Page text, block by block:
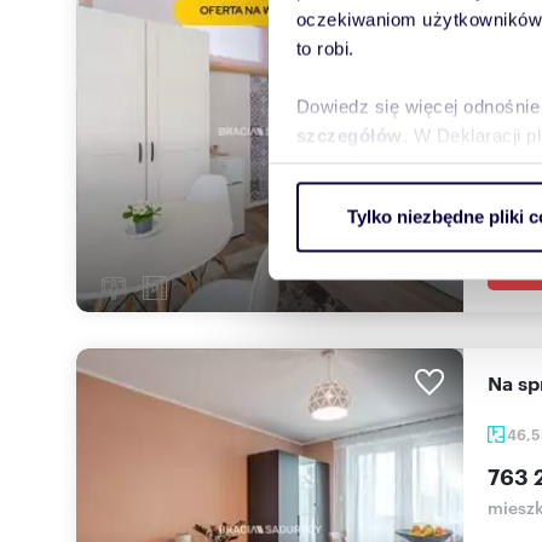
oczekiwaniom
to robi.
Dowiedz się więcej
szczegółów . W Deklaracji
ruch w naszej witrynie.
reklamowym i
uzyskanymi podczas
Tylko niezbędne pliki
Na
763